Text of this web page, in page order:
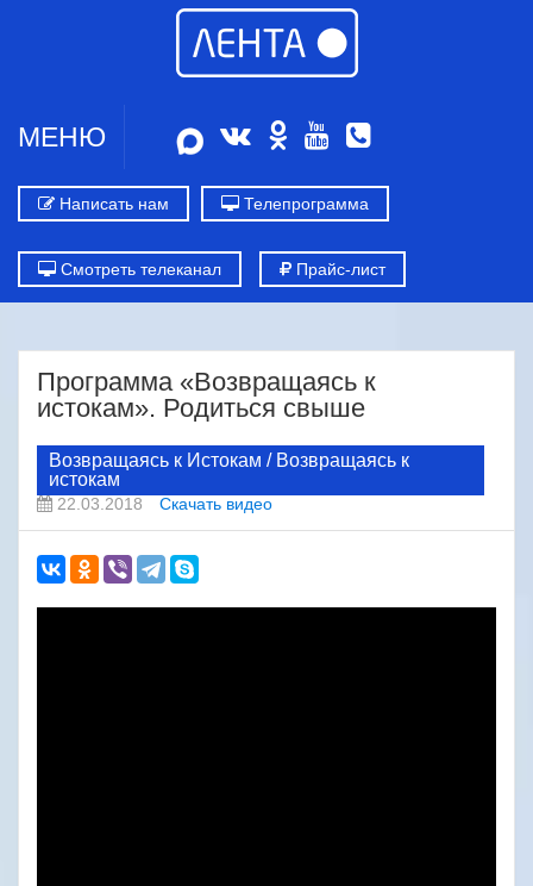
МЕНЮ
Написать нам Телепрограмма
Смотреть телеканал Прайс-лист
Программа «Возвращаясь к
истокам». Родиться свыше
Возвращаясь к Истокам / Возвращаясь к
истокам
22.03.2018 Скачать видео